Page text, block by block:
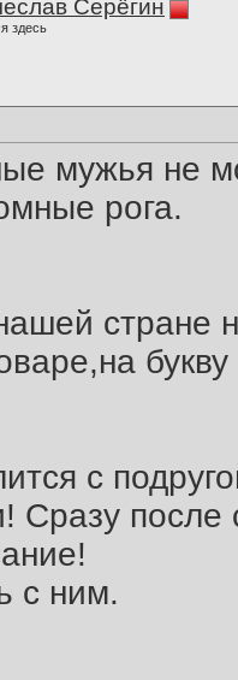
Серёгин
здесь
мужья не
рога.
стране
букву
с
Сразу
с ним.